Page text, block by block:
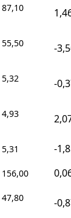
87,10
55,50 -
5,32 -
4,93
5,31 -
156,00
47,80 -